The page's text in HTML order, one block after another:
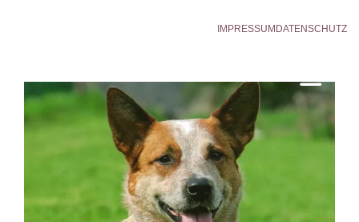
IMPRESSUM DATENSCHUTZ